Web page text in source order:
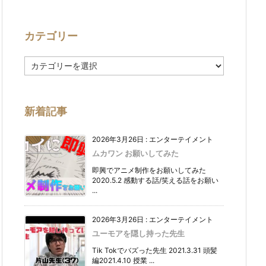
カテゴリー
テ
ー
新着記事
2026年3月26日 : エンターテイメント
ムカワン お願いしてみた
即興でアニメ制作をお願いしてみた
2020.5.2 感動する話/笑える話をお願い
...
2026年3月26日 : エンターテイメント
ユーモアを隠し持った先生
Tik Tokでバズった先生 2021.3.31 頭髪
編2021.4.10 授業 ...